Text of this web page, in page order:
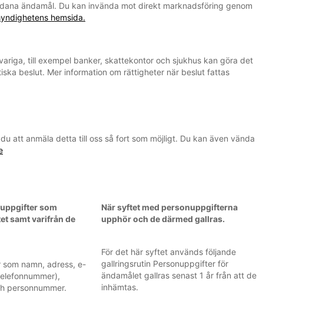
ändamål. Du kan invända mot direkt marknadsföring genom
hemsida.
till exempel banker, skattekontor och sjukhus kan göra det
beslut. Mer information om rättigheter när beslut fattas
att anmäla detta till oss så fort som möjligt. Du kan även vända
som
samt varifrån de
När syftet med personuppgifterna
upphör och de därmed gallras.
namn, adress, e-
personnummer.
För det här syftet används följande
gallringsrutin Personuppgifter för
ändamålet gallras senast 1 år från att de
inhämtas.